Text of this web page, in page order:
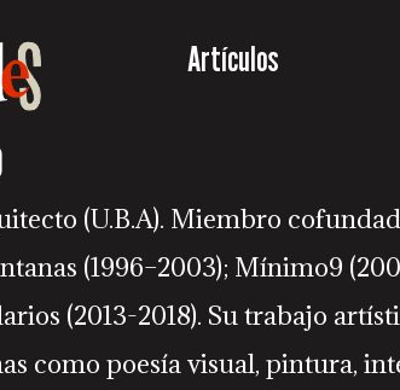
Artículos
(U.B.A). Miembro
(1996–2003); Mínimo9
(2013-2018). Su trabajo
como poesía visual, pintura,